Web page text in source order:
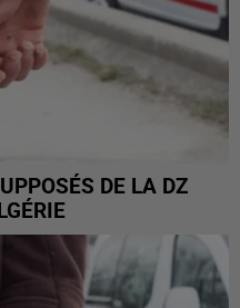
DE LA DZ